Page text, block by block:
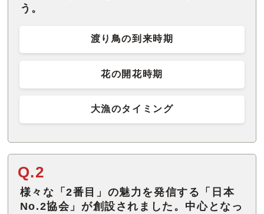
う。
渡り鳥の到来時期
花の開花時期
大漁のタイミング
Q.2
様々な「2番目」の魅力を発信する「日本
No.2協会」が創設されました。中心となっ